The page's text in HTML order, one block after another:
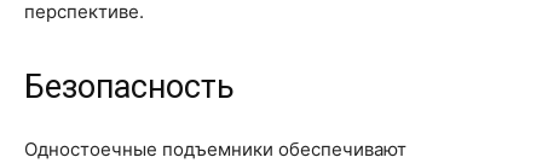
перспективе.
Безопасность
Одностоечные подъемники обеспечивают